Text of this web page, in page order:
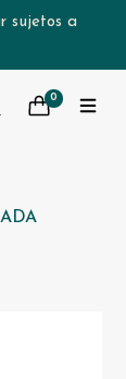
sujetos a
0